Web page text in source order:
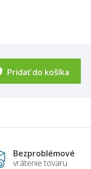
Pridať do košíka
Bezproblémové
vrátenie tovaru